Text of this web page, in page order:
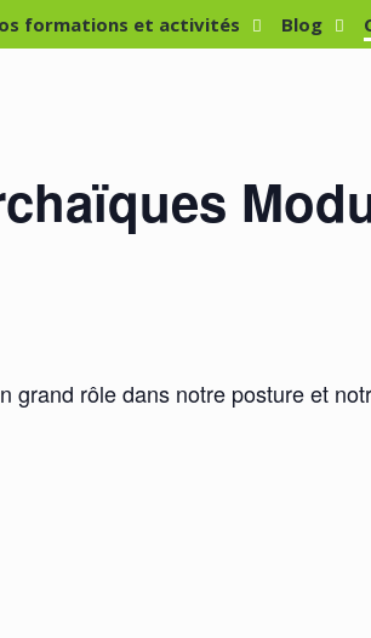
formations et activités Blog
rôle dans notre posture et